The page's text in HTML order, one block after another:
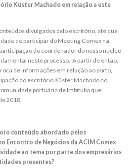
Küster Machado em relação a este
divulgados pelo escritório, até que
de participar do Meeting Comex na
do coordenador do nosso núcleo
neste processo. A partir de então,
de informações em relação ao porto,
do escritório Küster Machado no
portuária de Imbituba que
2018.
o conteúdo abordado pelos
Encontro de Negócios da ACIM Comex
ao tema por parte dos empresários
presentes?